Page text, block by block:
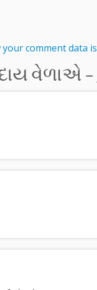
comment data
વેળાએ